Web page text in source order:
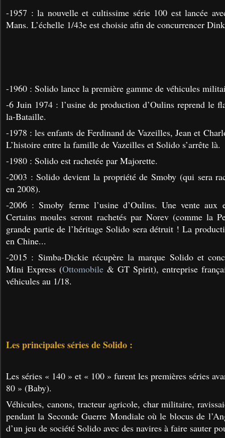
-1957 : la nouvelle et cultissime série 100 est lancée
Mans. L’échelle 1/43e est choisie afin de concurrencer
-1960 : Solido lance la première gamme de véhicules
-6 Juin 1974 : l’usine de production d’Oulins reprend le
la-Bataille.
-1978 : les enfants de Ferdinand de Vazeilles, Jean et
L’histoire entre la famille de Vazeilles et Solido s’arrête là.
-1980 : Solido est rachetée par Majorette.
-2003 : Solido devient la propriété de Smoby (qui sera
en 2008).
-2006 : Smoby ferme l’usine d’Oulins. Une vente aux
Certains moules seront rachetés par Norev (comme la
grande partie de l’héritage Solido sera détruit ! La
en Chine...
-2015 : Simba-Dickie récupère la marque Solido et
Mini Express (Ottomobile & GT Spirit), entreprise
véhicules au 1/18.
Les principales séries de Solido :
Les séries « 140 » et « 100 » furent les premières séries
80 » (Baby).
Véhicules, canons, tracteur agricole, char militaire,
pendant la Seconde Guerre Mondiale où le blocus de
d’un jeu de société Solido avec des navires à faire sauter